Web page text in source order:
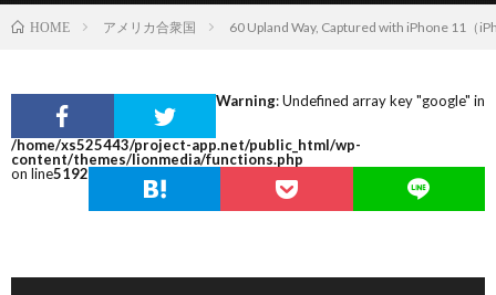
HOME アメリカ合衆国 60 Upland Way, Captured with iPhone 11（
Warning: Undefined array key "google" in
/home/xs525443/project-app.net/public_html/wp-
content/themes/lionmedia/functions.php
on line5192